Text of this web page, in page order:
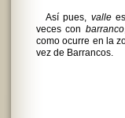
Así pues, vallees
veces con barranco
como ocurre en la
vez de Barrancos.